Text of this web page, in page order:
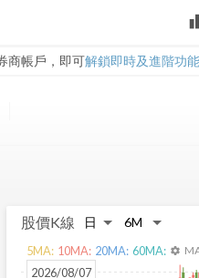
商帳戶，即可解鎖即時及進階功能
股價K線
2026/08/07
5MA: 10MA: 20MA: 60MA: settings